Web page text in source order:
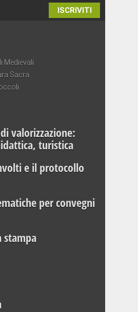
ISCRIVITI
Medievali
Sacra
valorizzazione:
turistica
e il protocollo
per convegni
stampa